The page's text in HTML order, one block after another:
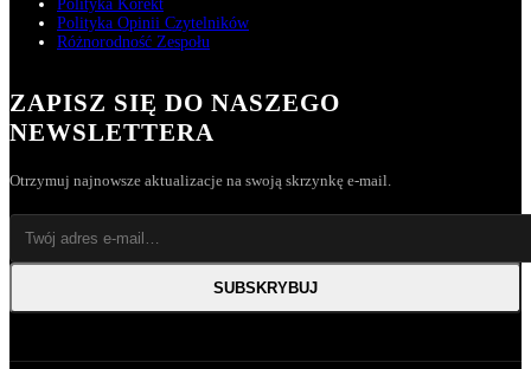
Polityka Korekt
Polityka Opinii Czytelników
Różnorodność Zespołu
ZAPISZ SIĘ DO NASZEGO
NEWSLETTERA
Otrzymuj najnowsze aktualizacje na swoją skrzynkę e-mail.
SUBSKRYBUJ